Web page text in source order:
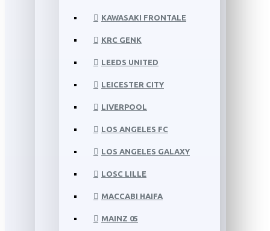
KAWASAKI FRONTALE
KRC GENK
LEEDS UNITED
LEICESTER CITY
LIVERPOOL
LOS ANGELES FC
LOS ANGELES GALAXY
LOSC LILLE
MACCABI HAIFA
MAINZ 05